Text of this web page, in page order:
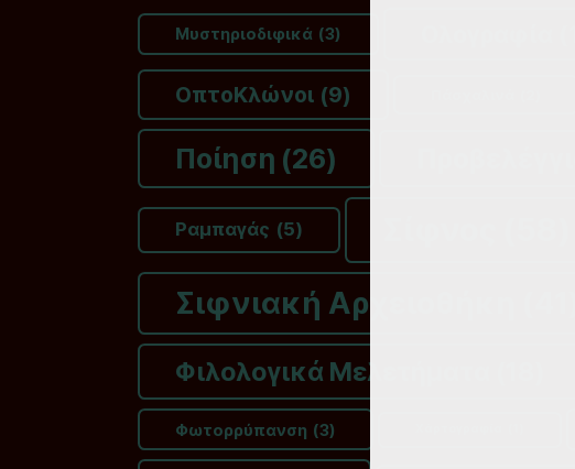
Μυστηριοδιφικά (3)
ΟπτοΚλώνοι (9)
Ποίηση (26)
Ραμπαγάς (5)
Σιφνιακή Αρχειοθήκη
Φιλολογικά Μελετήματα
Φωτορρύπανση (3)